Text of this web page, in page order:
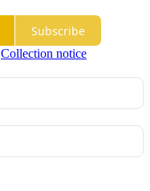
Subscribe
Collection notice